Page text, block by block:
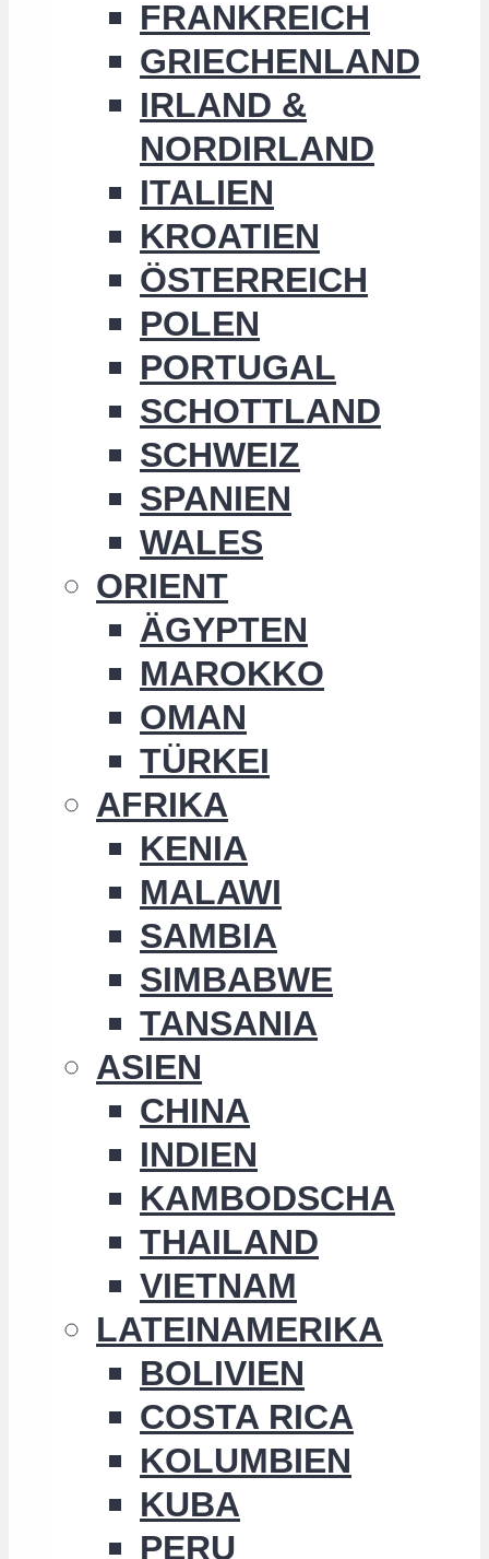
FRANKREICH
GRIECHENLAND
IRLAND &
NORDIRLAND
ITALIEN
KROATIEN
ÖSTERREICH
POLEN
PORTUGAL
SCHOTTLAND
SCHWEIZ
SPANIEN
WALES
ORIENT
ÄGYPTEN
MAROKKO
OMAN
TÜRKEI
AFRIKA
KENIA
MALAWI
SAMBIA
SIMBABWE
TANSANIA
ASIEN
CHINA
INDIEN
KAMBODSCHA
THAILAND
VIETNAM
LATEINAMERIKA
BOLIVIEN
COSTA RICA
KOLUMBIEN
KUBA
PERU